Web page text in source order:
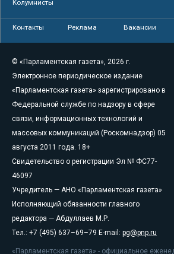
Колумнисты
Контакты Реклама Вакансии
© «Парламентская газета», 2026 г.
Электронное периодическое издание
«Парламентская газета» зарегистрировано в
Федеральной службе по надзору в сфере
связи, информационных технологий и
массовых коммуникаций (Роскомнадзор) 05
августа 2011 года. 18+
Свидетельство о регистрации Эл № ФС77-
46097
Учредитель — АНО «Парламентская газета»
Исполняющий обязанности главного
редактора — Абдуллаев М.Р.
Тел.: +7 (495) 637–69–79 E-mail: pg@pnp.ru
«Парламентская газета» - официальное